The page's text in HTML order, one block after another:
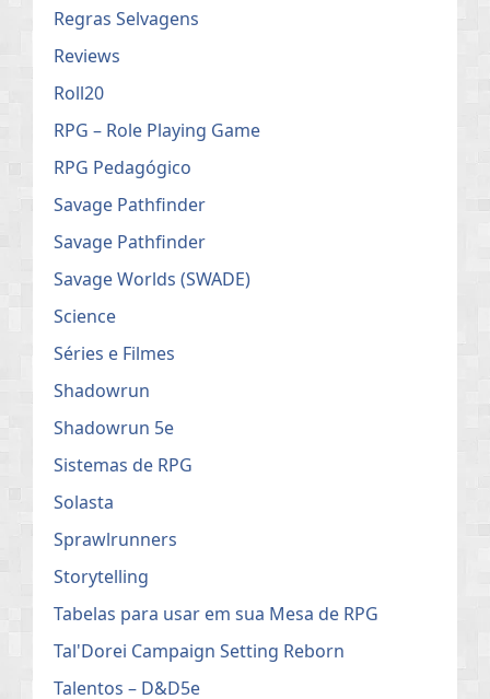
Regras Selvagens
Reviews
Roll20
RPG – Role Playing Game
RPG Pedagógico
Savage Pathfinder
Savage Pathfinder
Savage Worlds (SWADE)
Science
Séries e Filmes
Shadowrun
Shadowrun 5e
Sistemas de RPG
Solasta
Sprawlrunners
Storytelling
Tabelas para usar em sua Mesa de RPG
Tal'Dorei Campaign Setting Reborn
Talentos – D&D5e